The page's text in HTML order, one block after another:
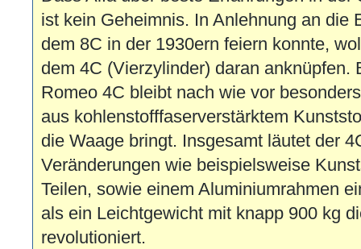
ist kein Geheimnis. In Anlehnung an die
dem 8C in der 1930ern feiern konnte,
dem 4C (Vierzylinder) daran anknüpfen.
Romeo 4C bleibt nach wie vor
aus kohlenstofffaserverstärktem
die Waage bringt. Insgesamt läutet der
Veränderungen wie beispielsweise
Teilen, sowie einem Aluminiumrahmen
als ein Leichtgewicht mit knapp 900 kg
revolutioniert.